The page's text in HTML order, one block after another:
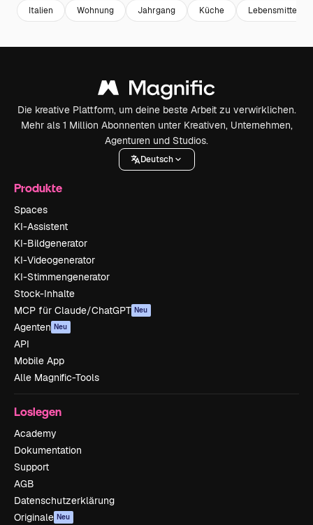
Italien Wohnung Jahrgang Küche Lebensmittel
Die kreative Plattform, um deine beste Arbeit zu verwirklichen.
Mehr als 1 Million Abonnenten unter Kreativen, Unternehmen,
Agenturen und Studios.
Deutsch
Produkte
Spaces
KI-Assistent
KI-Bildgenerator
KI-Videogenerator
KI-Stimmengenerator
Stock-Inhalte
MCP für Claude/ChatGPT Neu
Agenten Neu
API
Mobile App
Alle Magnific-Tools
Loslegen
Academy
Dokumentation
Support
AGB
Datenschutzerklärung
Originale Neu